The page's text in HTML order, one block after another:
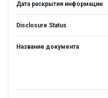
Дата раскрытия информации
Disclosure Status
Название документа